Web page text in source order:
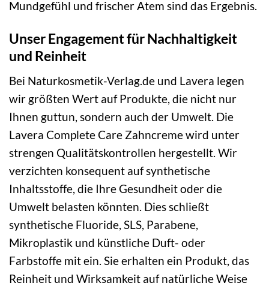
Mundgefühl und frischer Atem sind das Ergebnis.
Unser Engagement für Nachhaltigkeit
und Reinheit
Bei Naturkosmetik-Verlag.de und Lavera legen
wir größten Wert auf Produkte, die nicht nur
Ihnen guttun, sondern auch der Umwelt. Die
Lavera Complete Care Zahncreme wird unter
strengen Qualitätskontrollen hergestellt. Wir
verzichten konsequent auf synthetische
Inhaltsstoffe, die Ihre Gesundheit oder die
Umwelt belasten könnten. Dies schließt
synthetische Fluoride, SLS, Parabene,
Mikroplastik und künstliche Duft- oder
Farbstoffe mit ein. Sie erhalten ein Produkt, das
Reinheit und Wirksamkeit auf natürliche Weise